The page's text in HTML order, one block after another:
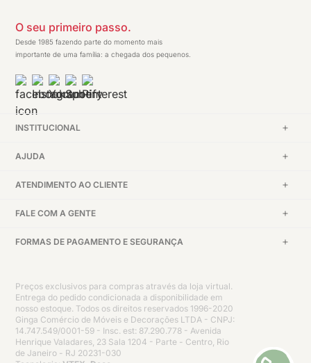
O seu primeiro passo.
Desde 1985 fazendo parte do momento mais
importante de uma família: a chegada dos pequenos.
INSTITUCIONAL
AJUDA
ATENDIMENTO AO CLIENTE
FALE COM A GENTE
FORMAS DE PAGAMENTO E SEGURANÇA
Preços exclusivos para compras através da loja virtual.
Entrega do pedido condicionada a disponibilidade em
nosso estoque. Todos os direitos reservados 1996-2020
Ginga Comércio de Móveis e Decorações LTDA - CNPJ:
14.747.549/0001-59 - Insc. est: 87.290.778 - Avenida
Henrique Valadares, 23 Sala 1204 - Parte - Centro, Rio
de Janeiro - RJ 20231-030